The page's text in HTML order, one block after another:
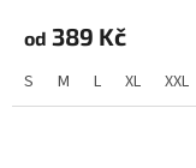
od 389 Kč
S M L XL XXL